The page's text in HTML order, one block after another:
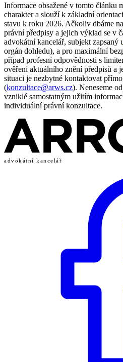
Informace obsažené v tomto článku
charakter a slouží k základní
stavu k roku 2026. Ačkoliv dbáme
právní předpisy a jejich výklad se v
advokátní kancelář, subjekt zapsaný
orgán dohledu), a pro maximální
případ profesní odpovědnosti s
ověření aktuálního znění předpisů a
situaci je nezbytné kontaktovat
(konzultace@arws.cz). Neneseme
vzniklé samostatným užitím
individuální právní konzultace.
advokátní kancelář